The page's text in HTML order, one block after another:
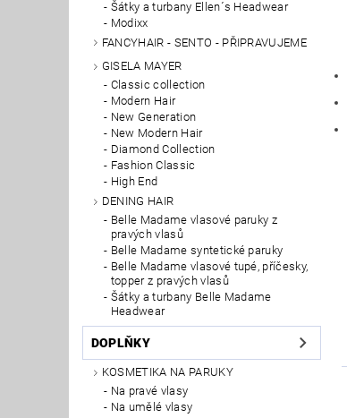
Šátky a turbany Ellen´s Headwear
Modixx
FANCYHAIR - SENTO - PŘIPRAVUJEME
GISELA MAYER
Classic collection
Modern Hair
New Generation
New Modern Hair
Diamond Collection
Fashion Classic
High End
DENING HAIR
Belle Madame vlasové paruky z
pravých vlasů
Belle Madame syntetické paruky
Belle Madame vlasové tupé, příčesky,
topper z pravých vlasů
Šátky a turbany Belle Madame
Headwear
DOPLŇKY
KOSMETIKA NA PARUKY
Na pravé vlasy
Na umělé vlasy